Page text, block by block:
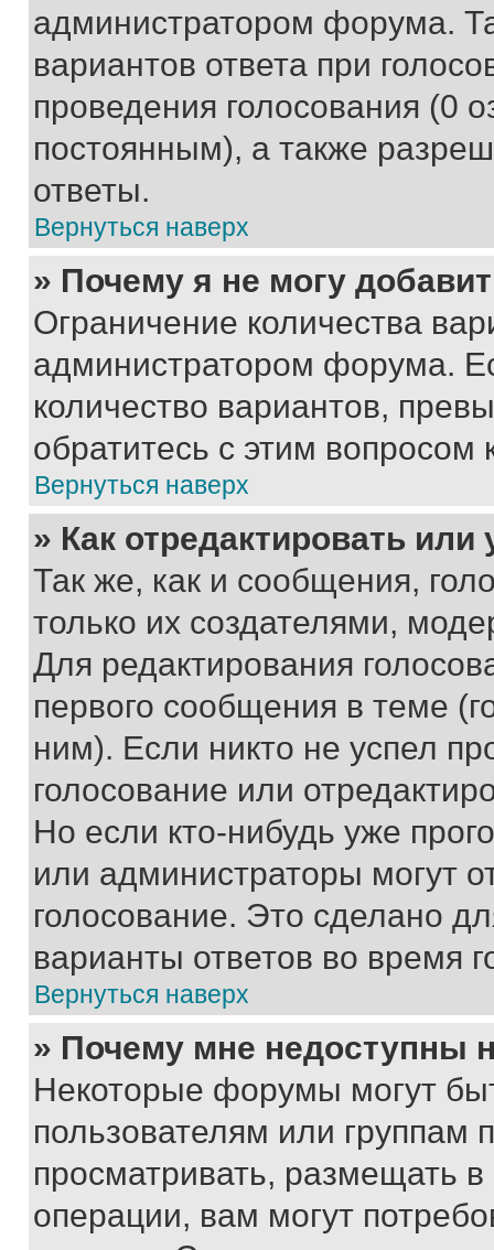
администратором форума.
вариантов ответа при
проведения голосования (0
постоянным), а также
ответы.
Вернуться наверх
» Почему я не могу
Ограничение количества
администратором форума.
количество вариантов,
обратитесь с этим вопросом
Вернуться наверх
» Как отредактировать
Так же, как и сообщения,
только их создателями,
Для редактирования
первого сообщения в теме
ним). Если никто не успел
голосование или
Но если кто-нибудь уже
или администраторы могут
голосование. Это сделано
варианты ответов во время
Вернуться наверх
» Почему мне недоступны
Некоторые форумы могут
пользователям или группам
просматривать, размещать
операции, вам могут